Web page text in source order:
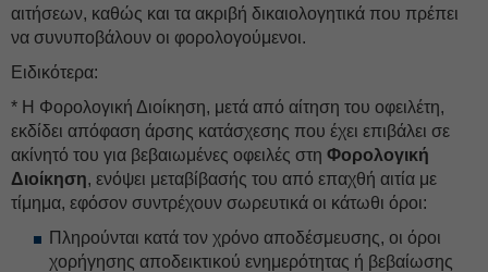
αιτήσεων, καθώς και τα ακριβή δικαιολογητικά που πρέπει
να συνυποβάλουν οι φορολογούμενοι.
Ειδικότερα:
* Η Φορολογική Διοίκηση, μετά από αίτηση του οφειλέτη,
εκδίδει απόφαση άρσης κατάσχεσης που έχει επιβάλει σε
ακίνητό του για βεβαιωμένες οφειλές στη Φορολογική
Διοίκηση, ενόψει μεταβίβασής του από επαχθή αιτία με
τίμημα, εφόσον συντρέχουν σωρευτικά οι κάτωθι όροι:
Πληρούνται κατά τον χρόνο αποδέσμευσης, οι όροι
χορήγησης αποδεικτικού ενημερότητας ή βεβαίωσης